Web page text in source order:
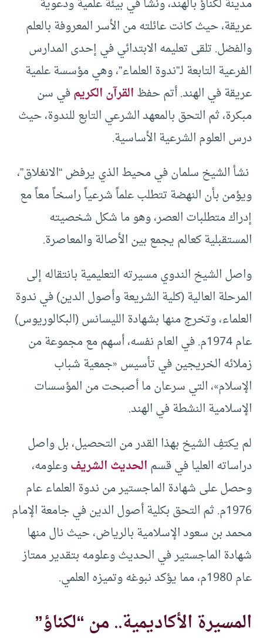
عريقة، حيث كانت عائلته من الأسر المعروفة بالعلم
والفضل. تلقى تعليمه الابتدائي في إحدى المدارس
الفرعية التابعة لـ”ندوة العلماء”، وهي مؤسسة علمية
عريقة في الهند. أتم حفظالقرآن الكريمفي سن
مبكرة، ثم التحق بالمعهد الشرعي التابع للندوة، حيث
درس العلوم الشرعية الأساسية.
نشأ الشيخ سلمان في محيط الذي يرفض “الانغلاق”،
ويؤمن بأن النهضة تتطلب علماً شرعياً راسخاً معاً مع
إدراك متطلبات العصر، وهو ما شكل شخصيته
المستقبلية كعالم يجمع بين الأصالة والمعاصرة.
واصل الشيخ الندوي مسيرته التعليمية بانتقاله إلى
المرحلة العالية (كلية الشريعة وأصول الدين) في ندوة
العلماء، وتخرج منها بشهادة الليسانس (البكالوريوس)
عام 1974م. في العام نفسه، أسهم مع مجموعة من
زملائه الخريجين في تأسيس «جمعية شباب
الإسلام»، التي سرعان ما أصبحت من المؤسسات
الإسلامية النشطة في الهند.
لم يكتفِ الشيخ بهذا القدر من التحصيل، بل واصل
دراساته العليا في قسمالحديث الشريفوعلومه،
وحصل على شهادة الماجستير من ندوة العلماء عام
1976م. ثم التحق بكلية أصول الدين في جامعة الإمام
محمد بن سعود الإسلامية بالرياض، حيث نال منها
شهادة الماجستير في الحديث وعلومه بتقدير ممتاز
عام 1980م، مما يؤكد نبوغه وتميزه العلمي.
المسيرة الأكاديمية.. من “لكناؤ”